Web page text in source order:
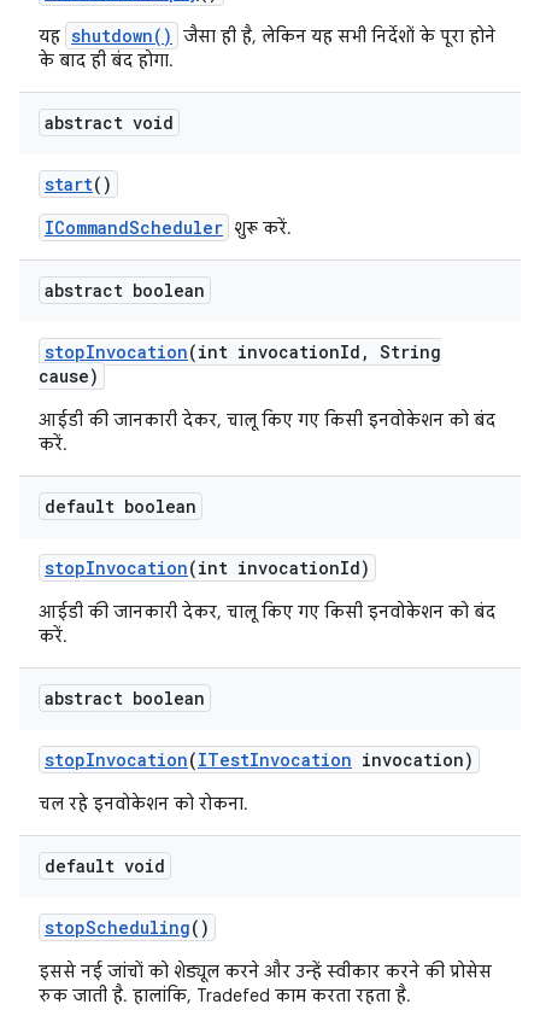
यह shutdown()
जैसा ही है, लेकिन यह सभी निर्देशों के पूरा होने
के बाद ही बंद होगा.
abstract void
start()
ICommandScheduler शुरू करें.
abstract boolean
stopInvocation(int invocationId , String
cause)
आईडी की जानकारी देकर, चालू किए गए किसी इनवोकेशन को बंद
करें.
default boolean
stopInvocation(int invocationId)
आईडी की जानकारी देकर, चालू किए गए किसी इनवोकेशन को बंद
करें.
abstract boolean
stopInvocation(ITestInvocation invocation)
चल रहे इनवोकेशन को रोकना.
default void
stopScheduling()
इससे नई जांचों को शेड्यूल करने और उन्हें स्वीकार करने की प्रोसेस
रुक जाती है. हालांकि, Tradefed काम करता रहता है.